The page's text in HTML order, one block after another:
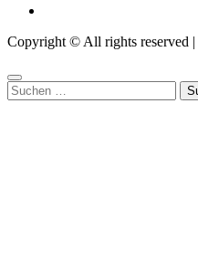
Copyright © All rights reserved |
Suchen
nach: